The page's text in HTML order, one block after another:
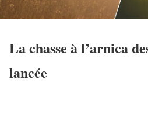
La chasse à l’arnica
lancée